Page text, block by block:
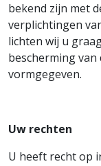
bekend zijn met
verplichtingen
lichten wij u
bescherming
vormgegeven.
Uw rechten
U heeft recht op